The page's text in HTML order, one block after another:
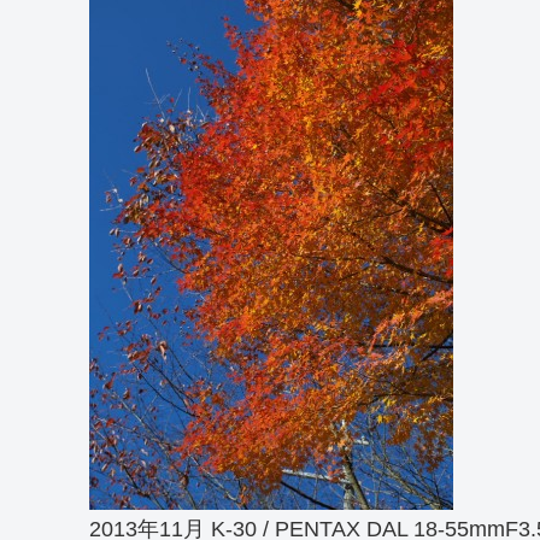
2013年11月 K-30 / PENTAX DAL 18-